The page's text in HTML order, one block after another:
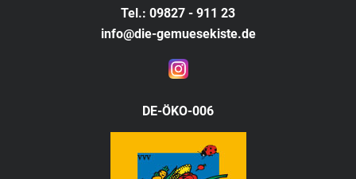
Tel.: 09827 - 911 23
info@die-gemuesekiste.de
DE-ÖKO-006